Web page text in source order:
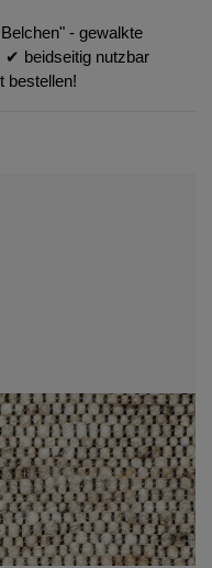
- gewalkte
✔︎ beidseitig nutzbar
bestellen!